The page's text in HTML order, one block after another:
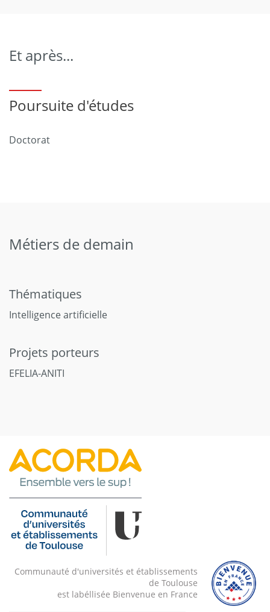
Et après...
Poursuite d'études
Doctorat
Métiers de demain
Thématiques
Intelligence artificielle
Projets porteurs
EFELIA-ANITI
Communauté d'universités et établissements
de Toulouse
est labéllisée Bienvenue en France